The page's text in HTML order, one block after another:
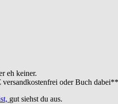
eh keiner.
versandkostenfrei oder Buch
gut siehst du aus.